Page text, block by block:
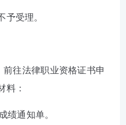
受理。
往法律职业资格证书申
料：
通知单。